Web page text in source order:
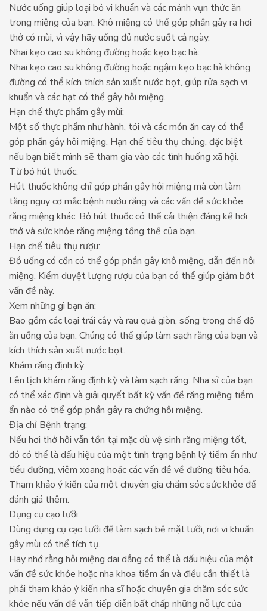
Nước uống giúp loại bỏ vi khuẩn và các mảnh vụn thức ăn
trong miệng của bạn. Khô miệng có thể góp phần gây ra hơi
thở có mùi, vì vậy hãy uống đủ nước suốt cả ngày.
Nhai kẹo cao su không đường hoặc kẹo bạc hà:
Nhai kẹo cao su không đường hoặc ngậm kẹo bạc hà không
đường có thể kích thích sản xuất nước bọt, giúp rửa sạch vi
khuẩn và các hạt có thể gây hôi miệng.
Hạn chế thực phẩm gây mùi:
Một số thực phẩm như hành, tỏi và các món ăn cay có thể
góp phần gây hôi miệng. Hạn chế tiêu thụ chúng, đặc biệt
nếu bạn biết mình sẽ tham gia vào các tình huống xã hội.
Từ bỏ hút thuốc:
Hút thuốc không chỉ góp phần gây hôi miệng mà còn làm
tăng nguy cơ mắc bệnh nướu răng và các vấn đề sức khỏe
răng miệng khác. Bỏ hút thuốc có thể cải thiện đáng kể hơi
thở và sức khỏe răng miệng tổng thể của bạn.
Hạn chế tiêu thụ rượu:
Đồ uống có cồn có thể góp phần gây khô miệng, dẫn đến hôi
miệng. Kiểm duyệt lượng rượu của bạn có thể giúp giảm bớt
vấn đề này.
Xem những gì bạn ăn:
Bao gồm các loại trái cây và rau quả giòn, sống trong chế độ
ăn uống của bạn. Chúng có thể giúp làm sạch răng của bạn và
kích thích sản xuất nước bọt.
Khám răng định kỳ:
Lên lịch khám răng định kỳ và làm sạch răng. Nha sĩ của bạn
có thể xác định và giải quyết bất kỳ vấn đề răng miệng tiềm
ẩn nào có thể góp phần gây ra chứng hôi miệng.
Địa chỉ Bệnh trạng:
Nếu hơi thở hôi vẫn tồn tại mặc dù vệ sinh răng miệng tốt,
đó có thể là dấu hiệu của một tình trạng bệnh lý tiềm ẩn như
tiểu đường, viêm xoang hoặc các vấn đề về đường tiêu hóa.
Tham khảo ý kiến ​​của một chuyên gia chăm sóc sức khỏe để
đánh giá thêm.
Dụng cụ cạo lưỡi:
Dùng dụng cụ cạo lưỡi để làm sạch bề mặt lưỡi, nơi vi khuẩn
gây mùi có thể tích tụ.
Hãy nhớ rằng hôi miệng dai dẳng có thể là dấu hiệu của một
vấn đề sức khỏe hoặc nha khoa tiềm ẩn và điều cần thiết là
phải tham khảo ý kiến ​​nha sĩ hoặc chuyên gia chăm sóc sức
khỏe nếu vấn đề vẫn tiếp diễn bất chấp những nỗ lực của